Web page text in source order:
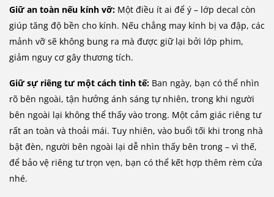
Giữ an toàn nếu kính vỡ: Một điều ít ai để ý – lớp decal còn
giúp tăng độ bền cho kính. Nếu chẳng may kính bị va đập, các
mảnh vỡ sẽ không bung ra mà được giữ lại bởi lớp phim,
giảm nguy cơ gây thương tích.
Giữ sự riêng tư một cách tinh tế: Ban ngày, bạn có thể nhìn
rõ bên ngoài, tận hưởng ánh sáng tự nhiên, trong khi người
bên ngoài lại không thể thấy vào trong. Một cảm giác riêng tư
rất an toàn và thoải mái. Tuy nhiên, vào buổi tối khi trong nhà
bật đèn, người bên ngoài lại dễ nhìn thấy bên trong – vì thế,
để bảo vệ riêng tư trọn vẹn, bạn có thể kết hợp thêm rèm cửa
nhé.